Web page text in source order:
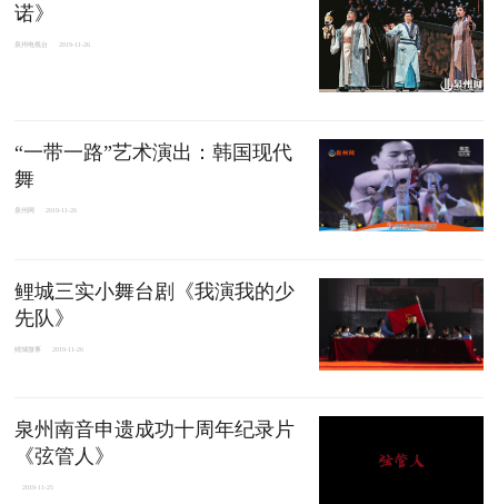
诺》
泉州电视台 2019-11-26
“一带一路”艺术演出：韩国现代
舞
泉州网 2019-11-26
鲤城三实小舞台剧《我演我的少
先队》
鲤城微事 2019-11-26
泉州南音申遗成功十周年纪录片
《弦管人》
2019-11-25